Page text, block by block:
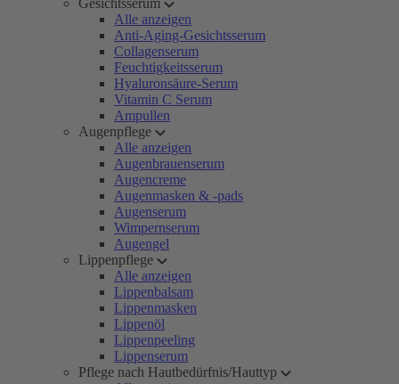
Gesichtsserum
Alle anzeigen
Anti-Aging-Gesichtsserum
Collagenserum
Feuchtigkeitsserum
Hyaluronsäure-Serum
Vitamin C Serum
Ampullen
Augenpflege
Alle anzeigen
Augenbrauenserum
Augencreme
Augenmasken & -pads
Augenserum
Wimpernserum
Augengel
Lippenpflege
Alle anzeigen
Lippenbalsam
Lippenmasken
Lippenöl
Lippenpeeling
Lippenserum
Pflege nach Hautbedürfnis/Hauttyp